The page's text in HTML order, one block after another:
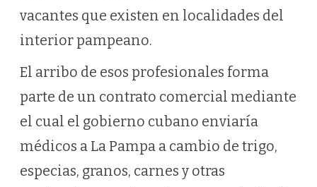
vacantes que existen en localidades del
interior pampeano.
El arribo de esos profesionales forma
parte de un contrato comercial mediante
el cual el gobierno cubano enviaría
médicos a La Pampa a cambio de trigo,
especias, granos, carnes y otras